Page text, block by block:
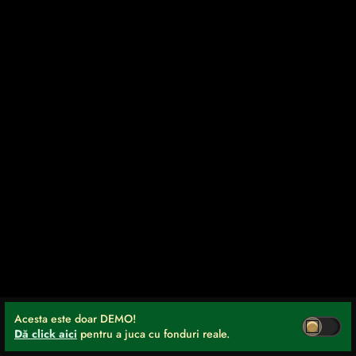
Acesta este doar DEMO!
Dă click aici pentru a juca cu fonduri reale.